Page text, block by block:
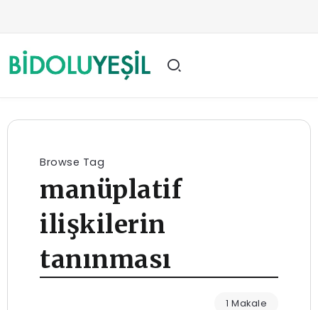
Browse Tag
manüplatif
ilişkilerin
tanınması
1 Makale